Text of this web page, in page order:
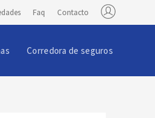
Faq Contacto
Corredora de seguros